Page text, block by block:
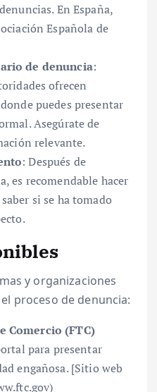
En España,
Española de
de denuncia:
ofrecen
puedes presentar
Asegúrate de
relevante.
: Después de
es recomendable hacer
si se ha tomado
y organizaciones
proceso de denuncia:
Comercio (FTC)
para presentar
engañosa. [Sitio web